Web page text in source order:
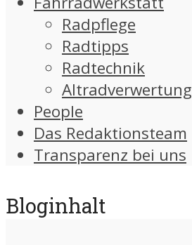
Radpflege
Radtipps
Radtechnik
Altradverwertung
People
Das Redaktionsteam
Transparenz bei uns
Bloginhalt